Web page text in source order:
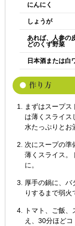
にんにく
しょうが
あれば、人参の
どのくず野菜
日本酒または白
まずはスープ
は薄くスライス
水たっぷりとお
次にスープの準
薄くスライス。
に。
厚手の鍋に、バ
りするまで弱火
トマト、ご飯
え、30分ほどコ